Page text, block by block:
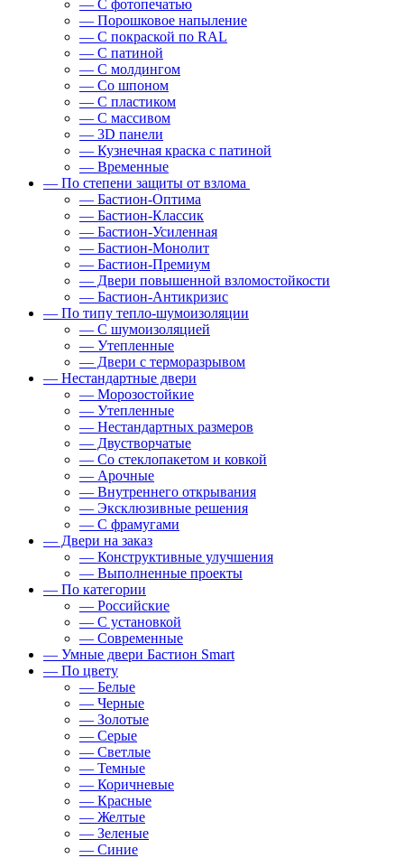
— С фотопечатью
— Порошковое напыление
— С покраской по RAL
— С патиной
— С молдингом
— Со шпоном
— С пластиком
— С массивом
— 3D панели
— Кузнечная краска с патиной
— Временные
— По степени защиты от взлома
— Бастион-Оптима
— Бастион-Классик
— Бастион-Усиленная
— Бастион-Монолит
— Бастион-Премиум
— Двери повышенной взломостойкости
— Бастион-Антикризис
— По типу тепло-шумоизоляции
— С шумоизоляцией
— Утепленные
— Двери с терморазрывом
— Нестандартные двери
— Морозостойкие
— Утепленные
— Нестандартных размеров
— Двустворчатые
— Со стеклопакетом и ковкой
— Арочные
— Внутреннего открывания
— Эксклюзивные решения
— С фрамугами
— Двери на заказ
— Конструктивные улучшения
— Выполненные проекты
— По категории
— Российские
— С установкой
— Современные
— Умные двери Бастион Smart
— По цвету
— Белые
— Черные
— Золотые
— Серые
— Светлые
— Темные
— Коричневые
— Красные
— Желтые
— Зеленые
— Синие